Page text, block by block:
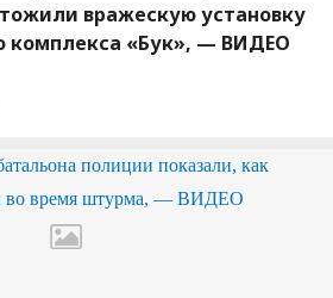
вражескую установку
комплекса «Бук», — ВИДЕО